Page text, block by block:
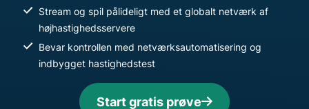
Stream og spil pålideligt med et globalt netværk af
højhastighedsservere
Bevar kontrollen med netværksautomatisering og
indbygget hastighedstest
Start gratis prøve